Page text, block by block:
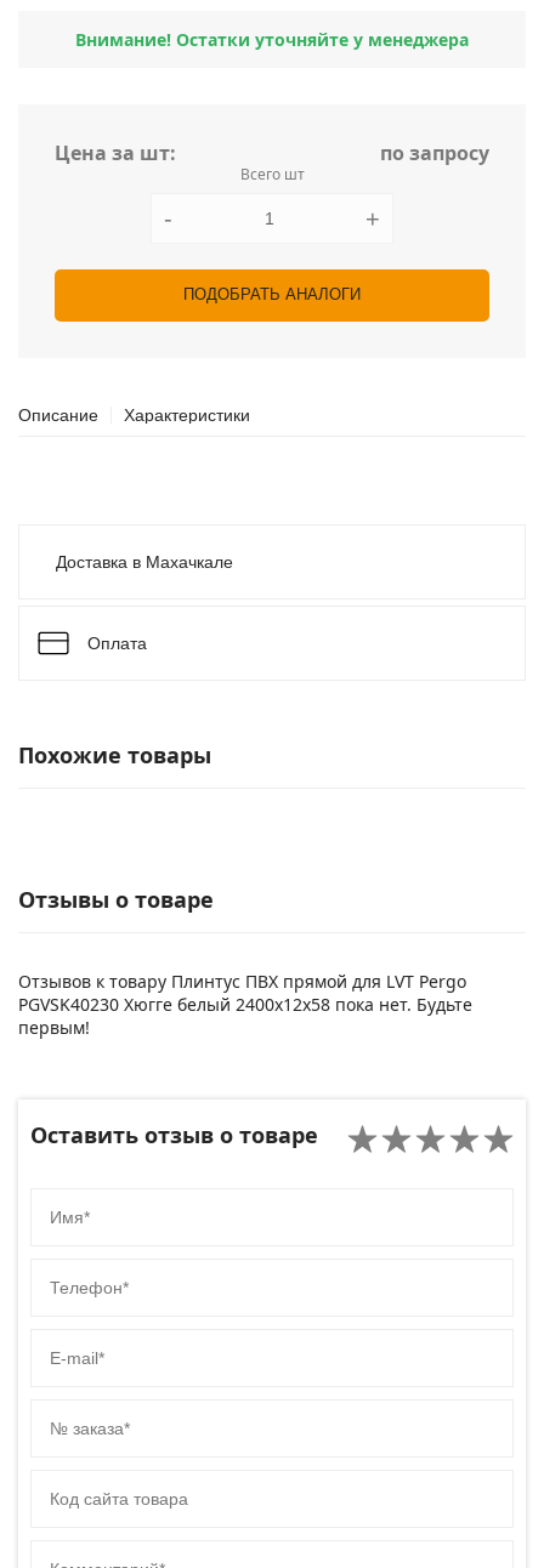
Внимание! Остатки уточняйте у менеджера
Цена за шт: по запросу
Всего шт
- +
ПОДОБРАТЬ АНАЛОГИ
Описание Характеристики
Доставка в Махачкале
Оплата
Похожие товары
Отзывы о товаре
Отзывов к товару Плинтус ПВХ прямой для LVT Pergo
PGVSK40230 Хюгге белый 2400х12х58 пока нет. Будьте
первым!
Оставить отзыв о товаре